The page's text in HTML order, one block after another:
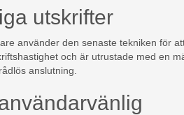
utskrifter
använder den senaste tekniken för
och är utrustade med en
anslutning.